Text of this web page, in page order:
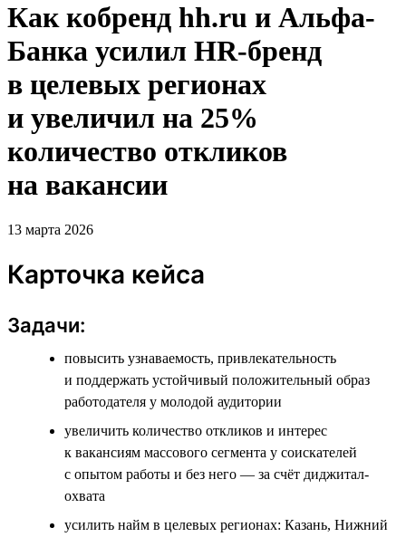
Как кобренд hh.ru и Альфа-
Банка усилил HR-бренд
в целевых регионах
и увеличил на 25%
количество откликов
на вакансии
13 марта 2026
Карточка кейса
Задачи:
повысить узнаваемость, привлекательность
и поддержать устойчивый положительный образ
работодателя у молодой аудитории
увеличить количество откликов и интерес
к вакансиям массового сегмента у соискателей
с опытом работы и без него — за счёт диджитал-
охвата
усилить найм в целевых регионах: Казань, Нижний